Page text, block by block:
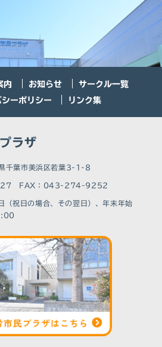
内 お知らせ
サークル一覧
シーポリシー
リンク集
ラザ
葉市美浜区若葉3-1-8
FAX：043-274-9252
（祝日の場合、その翌日）、年末年始